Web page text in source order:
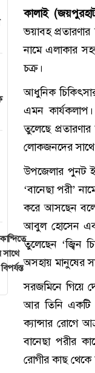
কালাই
ভয়াবহ
নামে এলাকার
চক্র।
আধুনিক
এমন
তুলেছে
লোকজনদের সাথে
উপজেলার পুনট
‘বানেছা পরী’
করে আসছেন বলে
আবুল হোসেন এবং
তুলেছেন ‘জ্বিন
অসহায় মানুষের
সরজমিনে গিয়ে
আর তিনি একটি
ক্যান্সার রোগে
বানেছা পরীর
রোগীর কাছ থেকে